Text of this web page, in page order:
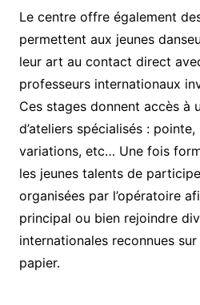
Le centre offre également
permettent aux jeunes
leur art au contact direct
professeurs internationaux
Ces stages donnent accès à
d’ateliers spécialisés :
variations, etc… Une fois
les jeunes talents de
organisées par l’opératoire
principal ou bien rejoindre
internationales reconnues
papier.